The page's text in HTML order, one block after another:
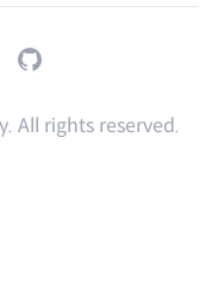
GitHub
All rights reserved.